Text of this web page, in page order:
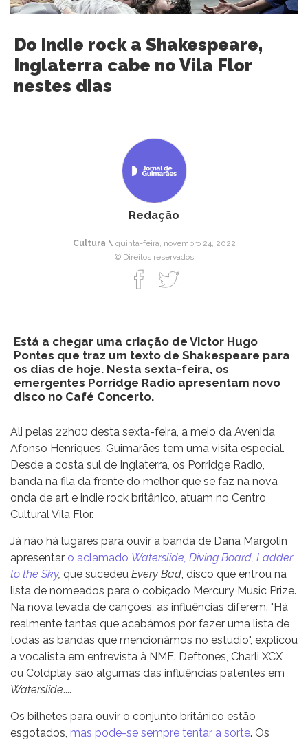
Do indie rock a Shakespeare,
Inglaterra cabe no Vila Flor
nestes dias
Redação
Cultura \ quinta-feira, novembro 24, 2022
© Direitos reservados
Está a chegar uma criação de Victor Hugo
Pontes que traz um texto de Shakespeare para
os dias de hoje. Nesta sexta-feira, os
emergentes Porridge Radio apresentam novo
disco no Café Concerto.
Ali pelas 22h00 desta sexta-feira, a meio da Avenida
Afonso Henriques, Guimarães tem uma visita especial.
Desde a costa sul de Inglaterra, os Porridge Radio,
banda na fila da frente do melhor que se faz na nova
onda de art e indie rock britânico, atuam no Centro
Cultural Vila Flor.
Já não há lugares para ouvir a banda de Dana Margolin
apresentar o aclamado Waterslide, Diving Board, Ladder
to the Sky, que sucedeu Every Bad , disco que entrou na
lista de nomeados para o cobiçado Mercury Music Prize.
Na nova levada de canções, as influências diferem. "Há
realmente tantas que acabámos por fazer uma lista de
todas as bandas que mencionámos no estúdio", explicou
a vocalista em entrevista à NME. Deftones, Charli XCX
ou Coldplay são algumas das influências patentes em
Waterslide....
Os bilhetes para ouvir o conjunto britânico estão
esgotados, mas pode-se sempre tentar a sorte. Os